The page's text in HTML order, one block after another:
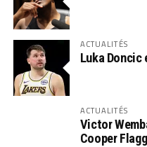
ACTUALITÉS
Luka
ACTUALITÉS
Victor
Cooper Flagg